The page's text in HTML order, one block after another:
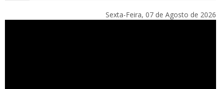
Sexta-Feira, 07 de Agosto de 2026